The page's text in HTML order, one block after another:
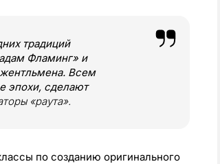
традиций
Фламинг» и
Всем
эпохи, сделают
«раута».
по созданию оригинального